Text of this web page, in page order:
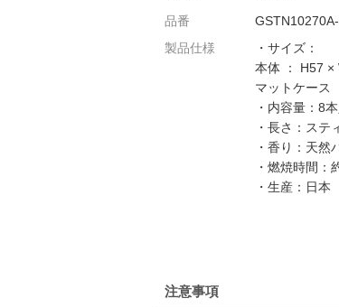
品番
製品仕様
・サイズ：
本体 ： H57 ×
マットケース
・内容量：8
・長さ：ステ
・香り：天然
・燃焼時間：
・生産：日本
注意事項